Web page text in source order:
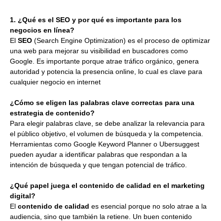
1. ¿Qué es el SEO y por qué es importante para los
negocios en línea?
El SEO (Search Engine Optimization) es el proceso de optimizar
una web para mejorar su visibilidad en buscadores como
Google. Es importante porque atrae tráfico orgánico, genera
autoridad y potencia la presencia online, lo cual es clave para
cualquier negocio en internet
¿Cómo se eligen las palabras clave correctas para una
estrategia de contenido?
Para elegir palabras clave, se debe analizar la relevancia para
el público objetivo, el volumen de búsqueda y la competencia.
Herramientas como Google Keyword Planner o Ubersuggest
pueden ayudar a identificar palabras que respondan a la
intención de búsqueda y que tengan potencial de tráfico.
¿Qué papel juega el contenido de calidad en el marketing
digital?
El contenido de calidad es esencial porque no solo atrae a la
audiencia, sino que también la retiene. Un buen contenido